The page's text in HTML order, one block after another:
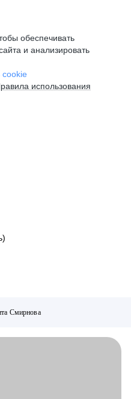
обеспечивать
и анализировать
использования
Смирнова